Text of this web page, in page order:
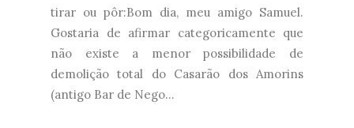
tirar ou pôr:Bom dia, meu amigo Samuel.​
Gostaria de afirmar categoricamente que
não existe a menor possibilidade de
demolição total do Casarão dos Amorins
(antigo Bar de Nego...